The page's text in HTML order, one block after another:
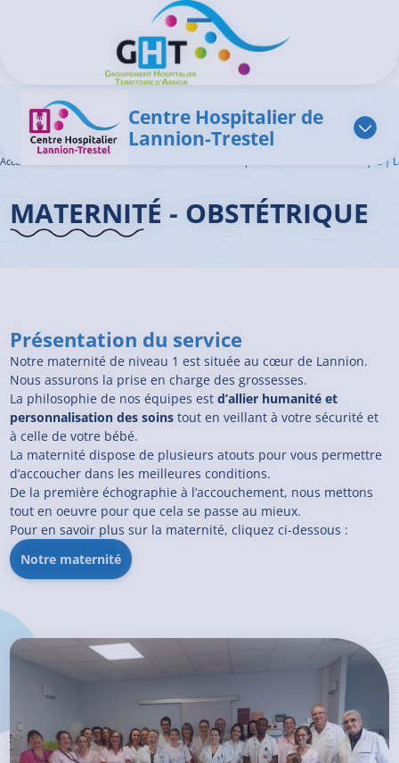
Ouvrir/Fermer le menu
Centre Hospitalier de
Lannion-Trestel
Accueil GHT Maternité – Obstétrique |
MATERNITÉ - OBSTÉTRIQUE
Présentation du service
Notre maternité de niveau 1 est située au cœur de Lannion.
Nous assurons la prise en charge des grossesses.
La philosophie de nos équipes estd’allier humanité et
personnalisation des soins tout en veillant à votre sécurité et
à celle de votre bébé.
La maternité dispose de plusieurs atouts pour vous permettre
d’accoucher dans les meilleures conditions.
De la première échographie à l’accouchement, nous mettons
tout en oeuvre pour que cela se passe au mieux.
Pour en savoir plus sur la maternité, cliquez ci-dessous :
Notre maternité
Panneau de gestion des cookies